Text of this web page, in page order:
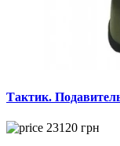
Тактик.
23120 грн